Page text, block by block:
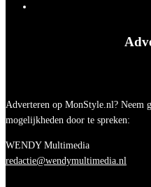
Adverteren op MonStyle.nl? Neem
mogelijkheden door te spreken:
WENDY Multimedia
redactie@wendymultimedia.nl